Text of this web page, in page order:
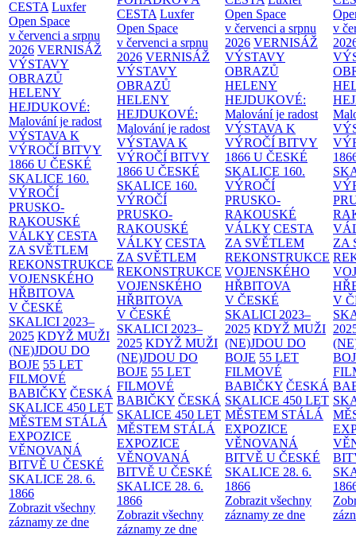
CESTA Luxfer
Open Space
v červenci a srpnu
2026 VERNISÁŽ
VÝSTAVY
OBRAZŮ
HELENY
HEJDUKOVÉ:
Malování je radost
VÝSTAVA K
VÝROČÍ BITVY
1866 U ČESKÉ
SKALICE 160.
VÝROČÍ
PRUSKO-
RAKOUSKÉ
VÁLKY CESTA
ZA SVĚTLEM
REKONSTRUKCE
VOJENSKÉHO
HŘBITOVA
V ČESKÉ
SKALICI 2023–
2025 KDYŽ MUŽI
(NE)JDOU DO
BOJE 55 LET
FILMOVÉ
BABIČKY ČESKÁ
SKALICE 450 LET
MĚSTEM STÁLÁ
EXPOZICE
VĚNOVANÁ
BITVĚ U ČESKÉ
SKALICE 28. 6.
1866
Zobrazit všechny
záznamy ze dne
CESTA Luxfer
Open Space
v červenci a srpnu
2026 VERNISÁŽ
VÝSTAVY
OBRAZŮ
HELENY
HEJDUKOVÉ:
Malování je radost
VÝSTAVA K
VÝROČÍ BITVY
1866 U ČESKÉ
SKALICE 160.
VÝROČÍ
PRUSKO-
RAKOUSKÉ
VÁLKY CESTA
ZA SVĚTLEM
REKONSTRUKCE
VOJENSKÉHO
HŘBITOVA
V ČESKÉ
SKALICI 2023–
2025 KDYŽ MUŽI
(NE)JDOU DO
BOJE 55 LET
FILMOVÉ
BABIČKY ČESKÁ
SKALICE 450 LET
MĚSTEM STÁLÁ
EXPOZICE
VĚNOVANÁ
BITVĚ U ČESKÉ
SKALICE 28. 6.
1866
Zobrazit všechny
záznamy ze dne
Open Space
v červenci a srpnu
2026 VERNISÁŽ
VÝSTAVY
OBRAZŮ
HELENY
HEJDUKOVÉ:
Malování je radost
VÝSTAVA K
VÝROČÍ BITVY
1866 U ČESKÉ
SKALICE 160.
VÝROČÍ
PRUSKO-
RAKOUSKÉ
VÁLKY CESTA
ZA SVĚTLEM
REKONSTRUKCE
VOJENSKÉHO
HŘBITOVA
V ČESKÉ
SKALICI 2023–
2025 KDYŽ MUŽI
(NE)JDOU DO
BOJE 55 LET
FILMOVÉ
BABIČKY ČESKÁ
SKALICE 450 LET
MĚSTEM STÁLÁ
EXPOZICE
VĚNOVANÁ
BITVĚ U ČESKÉ
SKALICE 28. 6.
1866
Zobrazit všechny
záznamy ze dne
v
ZA
V